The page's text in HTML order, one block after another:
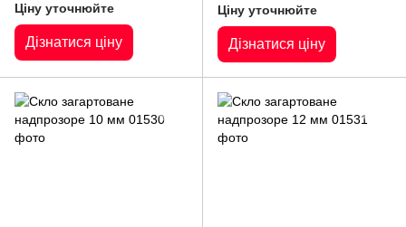
Ціну уточнюйте
Дізнатися ціну
Ціну уточнюйте
Дізнатися ціну